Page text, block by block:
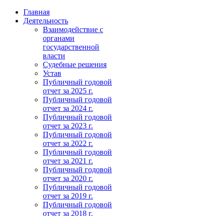
Главная
Деятельность
Взаимодействие с
органами
государственной
власти
Судебные решения
Устав
Публичный годовой
отчет за 2025 г.
Публичный годовой
отчет за 2024 г.
Публичный годовой
отчет за 2023 г.
Публичный годовой
отчет за 2022 г.
Публичный годовой
отчет за 2021 г.
Публичный годовой
отчет за 2020 г.
Публичный годовой
отчет за 2019 г.
Публичный годовой
отчет за 2018 г.